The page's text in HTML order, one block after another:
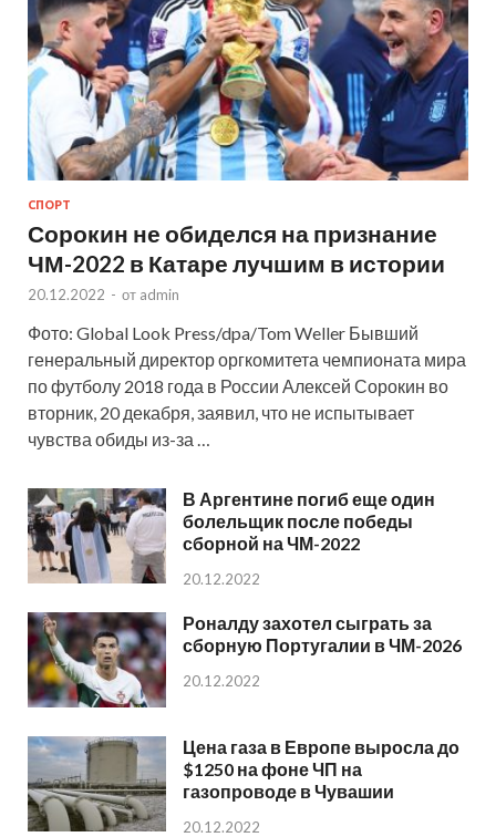
СПОРТ
Сорокин не обиделся на признание
ЧМ-2022 в Катаре лучшим в истории
20.12.2022 - от admin
Фото: Global Look Press/dpa/Tom Weller Бывший
генеральный директор оргкомитета чемпионата мира
по футболу 2018 года в России Алексей Сорокин во
вторник, 20 декабря, заявил, что не испытывает
чувства обиды из-за …
В Аргентине погиб еще один
болельщик после победы
сборной на ЧМ-2022
20.12.2022
Роналду захотел сыграть за
сборную Португалии в ЧМ-2026
20.12.2022
Цена газа в Европе выросла до
$1250 на фоне ЧП на
газопроводе в Чувашии
20.12.2022